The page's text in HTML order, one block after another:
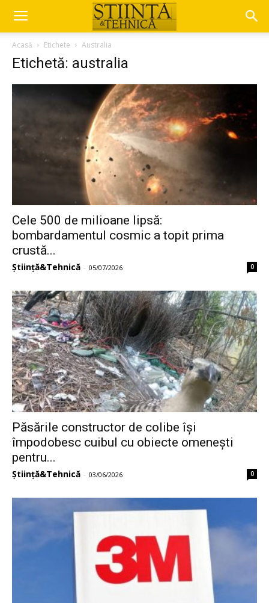
Acasă Etichete Australia
Etichetă: australia
Cele 500 de milioane lipsă:
bombardamentul cosmic a topit prima
crustă...
Știință&Tehnică - 05/07/2026 0
Păsările constructor de colibe își
împodobesc cuibul cu obiecte omenești
pentru...
Știință&Tehnică - 03/06/2026 0